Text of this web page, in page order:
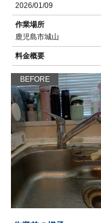
2026/01/09
作業場所
鹿児島市城山
料金概要
BEFORE